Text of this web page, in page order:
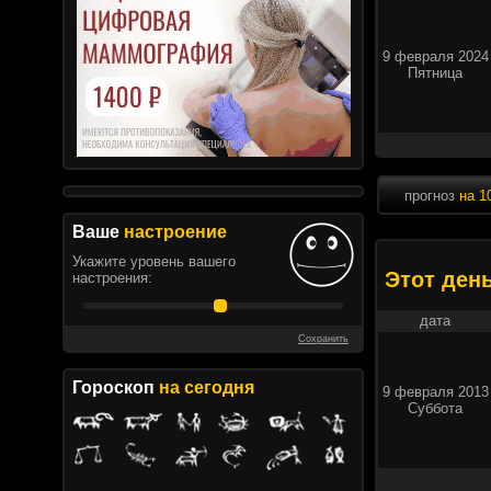
Ваше настроение
Укажите уровень вашего
настроения:
Сохранить
Гороскоп на сегодня
9 февраля 2024
Пятница
прогноз на
Этот
дата
9 февраля 2013
Суббота